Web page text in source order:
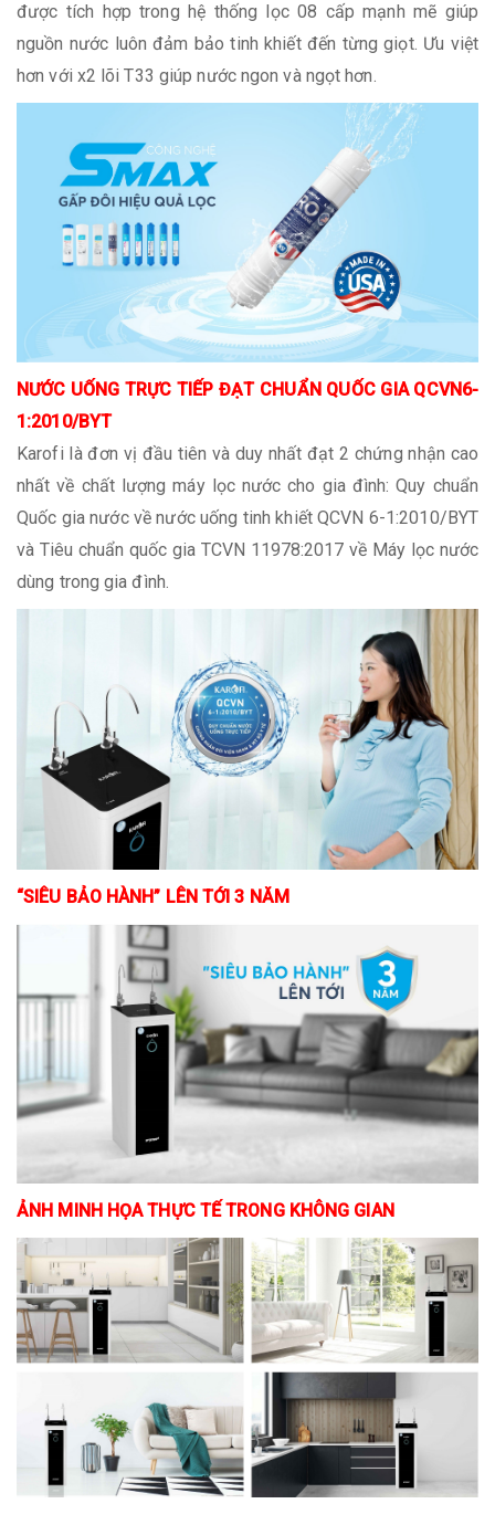
được tích hợp trong hệ thống lọc 08 cấp mạnh mẽ giúp
nguồn nước luôn đảm bảo tinh khiết đến từng giọt. Ưu việt
hơn với x2 lõi T33 giúp nước ngon và ngọt hơn.
NƯỚC UỐNG TRỰC TIẾP ĐẠT CHUẨN QUỐC GIA QCVN6-
1:2010/BYT
Karofi là đơn vị đầu tiên và duy nhất đạt 2 chứng nhận cao
nhất về chất lượng máy lọc nước cho gia đình: Quy chuẩn
Quốc gia nước về nước uống tinh khiết QCVN 6-1:2010/BYT
và Tiêu chuẩn quốc gia TCVN 11978:2017 về Máy lọc nước
dùng trong gia đình.
“SIÊU BẢO HÀNH” LÊN TỚI 3 NĂM
ẢNH MINH HỌA THỰC TẾ TRONG KHÔNG GIAN